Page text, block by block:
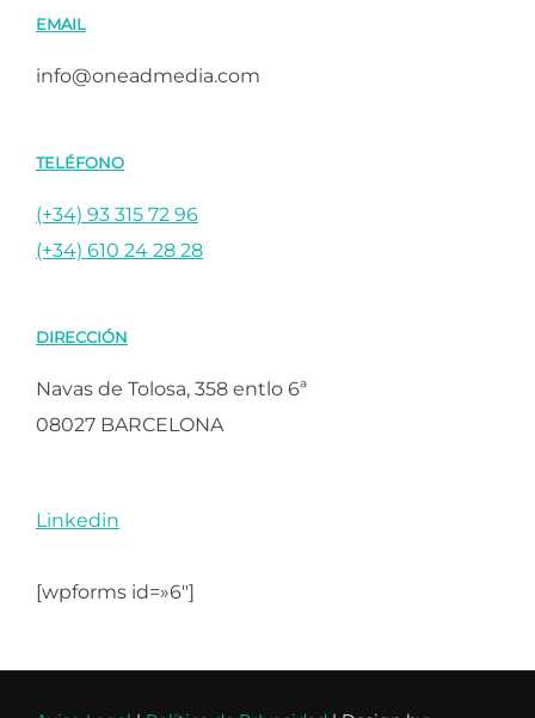
EMAIL
info@oneadmedia.com
TELÉFONO
(+34) 93 315 72 96
(+34) 610 24 28 28
DIRECCIÓN
Navas de Tolosa, 358 entlo 6ª
08027 BARCELONA
Linkedin
[wpforms id=»6″]